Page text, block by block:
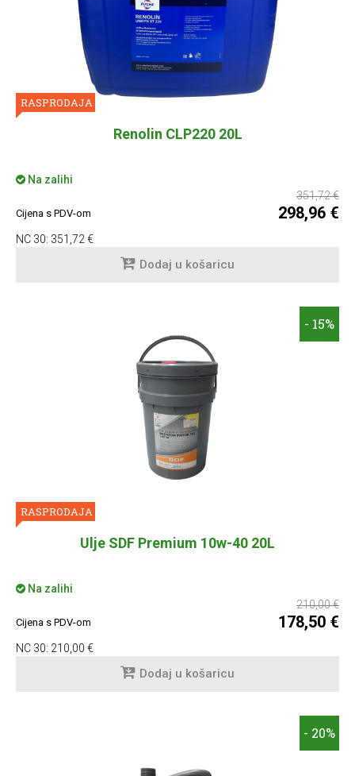
RASPRODAJA
Renolin CLP220 20L
Na zalihi
351,72 €
Cijena s PDV-om 298,96 €
NC 30: 351,72 €
Dodaj u košaricu
- 15%
RASPRODAJA
Ulje SDF Premium 10w-40 20L
Na zalihi
210,00 €
Cijena s PDV-om 178,50 €
NC 30: 210,00 €
Dodaj u košaricu
- 20%